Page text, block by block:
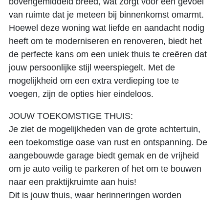
van ruimte dat je meteen bij binnenkomst omarmt.
Hoewel deze woning wat liefde en aandacht nodig
heeft om te moderniseren en renoveren, biedt het
de perfecte kans om een uniek thuis te creëren dat
jouw persoonlijke stijl weerspiegelt. Met de
mogelijkheid om een extra verdieping toe te
voegen, zijn de opties hier eindeloos.
JOUW TOEKOMSTIGE THUIS:
Je ziet de mogelijkheden van de grote achtertuin,
een toekomstige oase van rust en ontspanning. De
aangebouwde garage biedt gemak en de vrijheid
om je auto veilig te parkeren of het om te bouwen
naar een praktijkruimte aan huis!
Dit is jouw thuis, waar herinneringen worden